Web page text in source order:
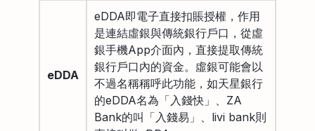
eDDA
eDDA即電子直接扣賬授權，作用
是連結虛銀與傳統銀行戶口，從虛
銀手機App介面內，直接提取傳統
銀行戶口內的資金。虛銀可能會以
不過名稱稱呼此功能，如天星銀行
的eDDA名為「入錢快」、ZA
Bank的叫「入錢易」、livi bank則